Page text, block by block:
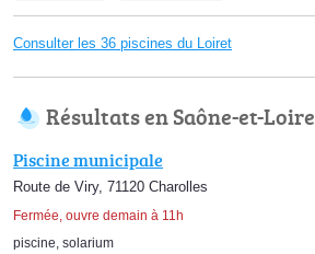
Consulter les 36 piscines du Loiret
Résultats en Saône-et-Loire
Piscine municipale
Route de Viry, 71120 Charolles
Fermée, ouvre demain à 11h
piscine solarium